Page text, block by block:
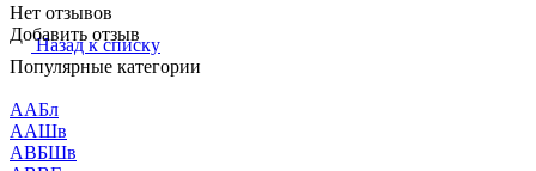
Нет отзывов
Добавить отзыв
Назад к списку
Популярные категории
ААБл
ААШв
АВБШв